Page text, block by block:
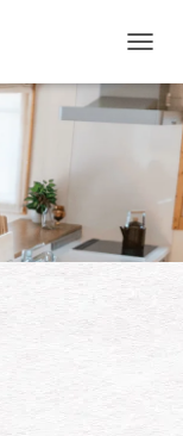
ビ
ゲ
ー
を
切
り